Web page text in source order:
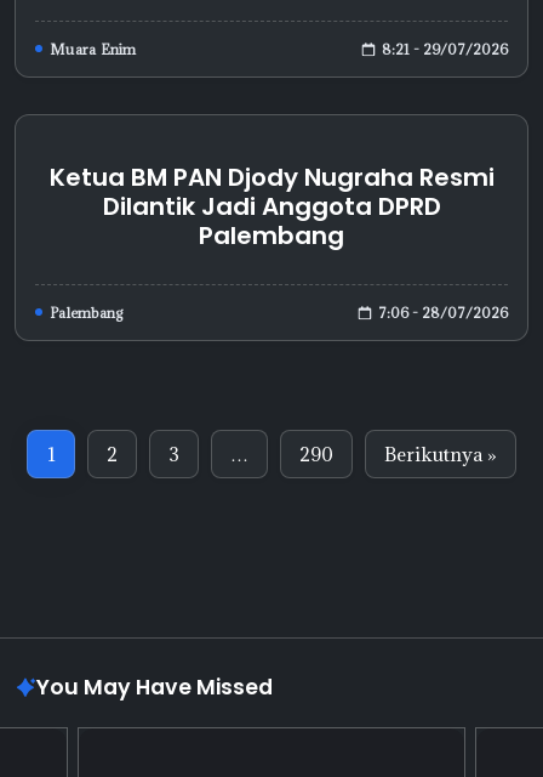
Muara Enim 8:21 - 29/07/2026
Ketua BM PAN Djody Nugraha Resmi
Dilantik Jadi Anggota DPRD
Palembang
Palembang 7:06 - 28/07/2026
1 2 3 … 290 Berikutnya »
You May Have Missed